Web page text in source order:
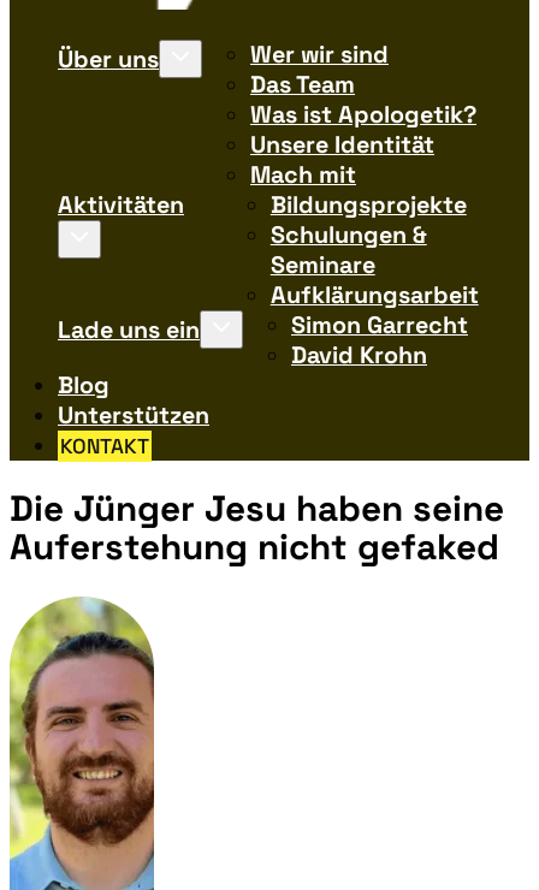
Über uns
Wer wir sind
Das Team
Was ist Apologetik?
Unsere Identität
Mach mit
Aktivitäten
Bildungsprojekte
Schulungen &
Seminare
Aufklärungsarbeit
Lade uns ein
Simon Garrecht
David Krohn
Blog
Unterstützen
KONTAKT
Die Jünger Jesu haben seine
Auferstehung nicht gefaked